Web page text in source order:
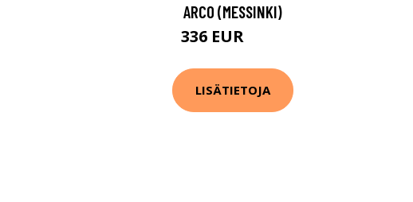
ARCO (MESSINKI)
336 EUR
LISÄTIETOJA